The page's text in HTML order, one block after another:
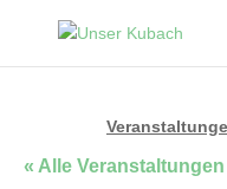
« Alle Veranstaltungen